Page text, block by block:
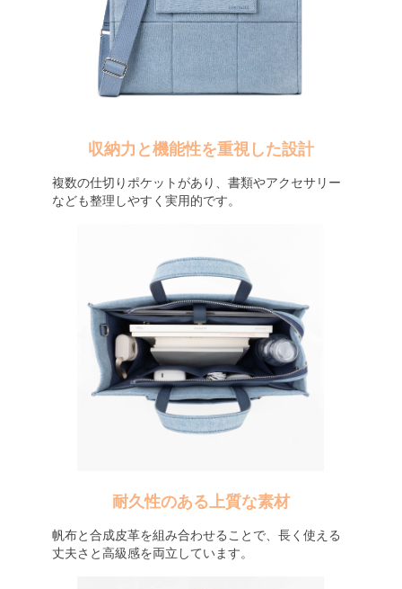
収納力と機能性を重視した設計
複数の仕切りポケットがあり、書類やアクセサリー
なども整理しやすく実用的です。
耐久性のある上質な素材
帆布と合成皮革を組み合わせることで、長く使える
丈夫さと高級感を両立しています。